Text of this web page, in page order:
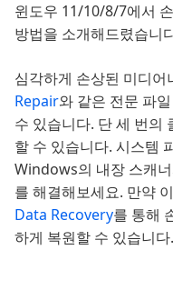
윈도우 11/10/8/7에서
방법을 소개해드렸습니
심각하게 손상된 미디어
Repair와 같은 전문 파
수 있습니다. 단 세 번의
할 수 있습니다. 시스템
Windows의 내장 스캐
를 해결해보세요. 만약
Data Recovery를 통해
하게 복원할 수 있습니다.